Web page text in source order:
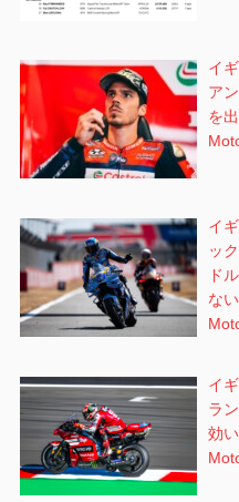
イ
ア
を
イ
ッ
ド
ない
イ
ラ
効